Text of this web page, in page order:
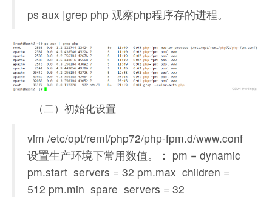
ps aux |grep php 观察php程序存的进程。
（二）初始化设置
vim /etc/opt/remi/php72/php-fpm.d/www.conf
设置生产环境下常用数值。： pm = dynamic
pm.start_servers = 32 pm.max_children =
512 pm.min_spare_servers = 32